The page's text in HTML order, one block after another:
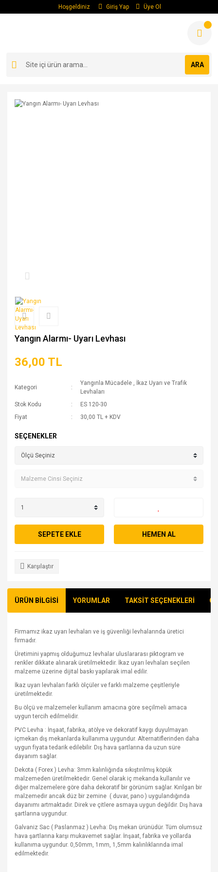
Hoşgeldiniz Giriş Yap Üye Ol
ARA
Yangın Alarmı- Uyarı Levhası
36,00 TL
Kategori
Yangınla Mücadele , İkaz Uyarı ve Trafik
Levhaları
Stok Kodu
ES 120-30
Fiyat
30,00 TL + KDV
SEÇENEKLER
SEPETE EKLE HEMEN AL
Karşılaştır
ÜRÜN BİLGİSİ YORUMLAR TAKSİT SEÇENEKLERİ
Firmamız ikaz uyarı levhaları ve iş güvenliği levhalarında üretici
firmadır.
Üretimini yapmış olduğumuz levhalar uluslararası piktogram ve
renkler dikkate alınarak üretilmektedir. İkaz uyarı levhaları seçilen
malzeme üzerine dijital baskı yapılarak imal edilir.
İkaz uyarı levhaları farklı ölçüler ve farklı malzeme çeşitleriyle
üretilmektedir.
Bu ölçü ve malzemeler kullanım amacına göre seçilmeli amaca
uygun tercih edilmelidir.
PVC Levha : İnşaat, fabrika, atölye ve dekoratif kaygı duyulmayan
içmekan dış mekanlarda kullanıma uygundur. Alternatiflerinden daha
uygun fiyata tedarik edilebilir. Dış hava şartlarına da uzun süre
dayanım sağlar.
Dekota ( Forex ) Levha: 3mm kalınlığında sıkıştırılmış köpük
malzemeden üretilmektedir. Genel olarak iç mekanda kullanılır ve
diğer malzemelere göre daha dekoratif bir görünüm sağlar. Kırılgan bir
malzemedir ancak düz bir zemine ( duvar, pano ) uygulandığında
dayanımı artmaktadır. Direk ve çitlere asmaya uygun değildir. Dış hava
şartlarına uygundur.
Galvaniz Sac ( Paslanmaz ) Levha: Dış mekan ürünüdür. Tüm olumsuz
hava şartlarına karşı mukavemet sağlar. İnşaat, fabrika ve yollarda
kullanıma uygundur. 0,50mm, 1mm, 1,5mm kalınlıklarında imal
edilmektedir.